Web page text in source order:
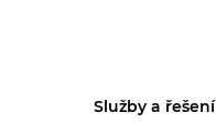
Služby a řešení